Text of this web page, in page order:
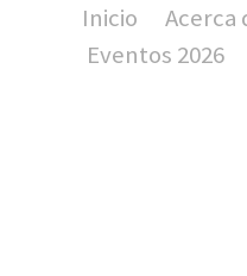
Inicio
Acerca
Eventos 2026